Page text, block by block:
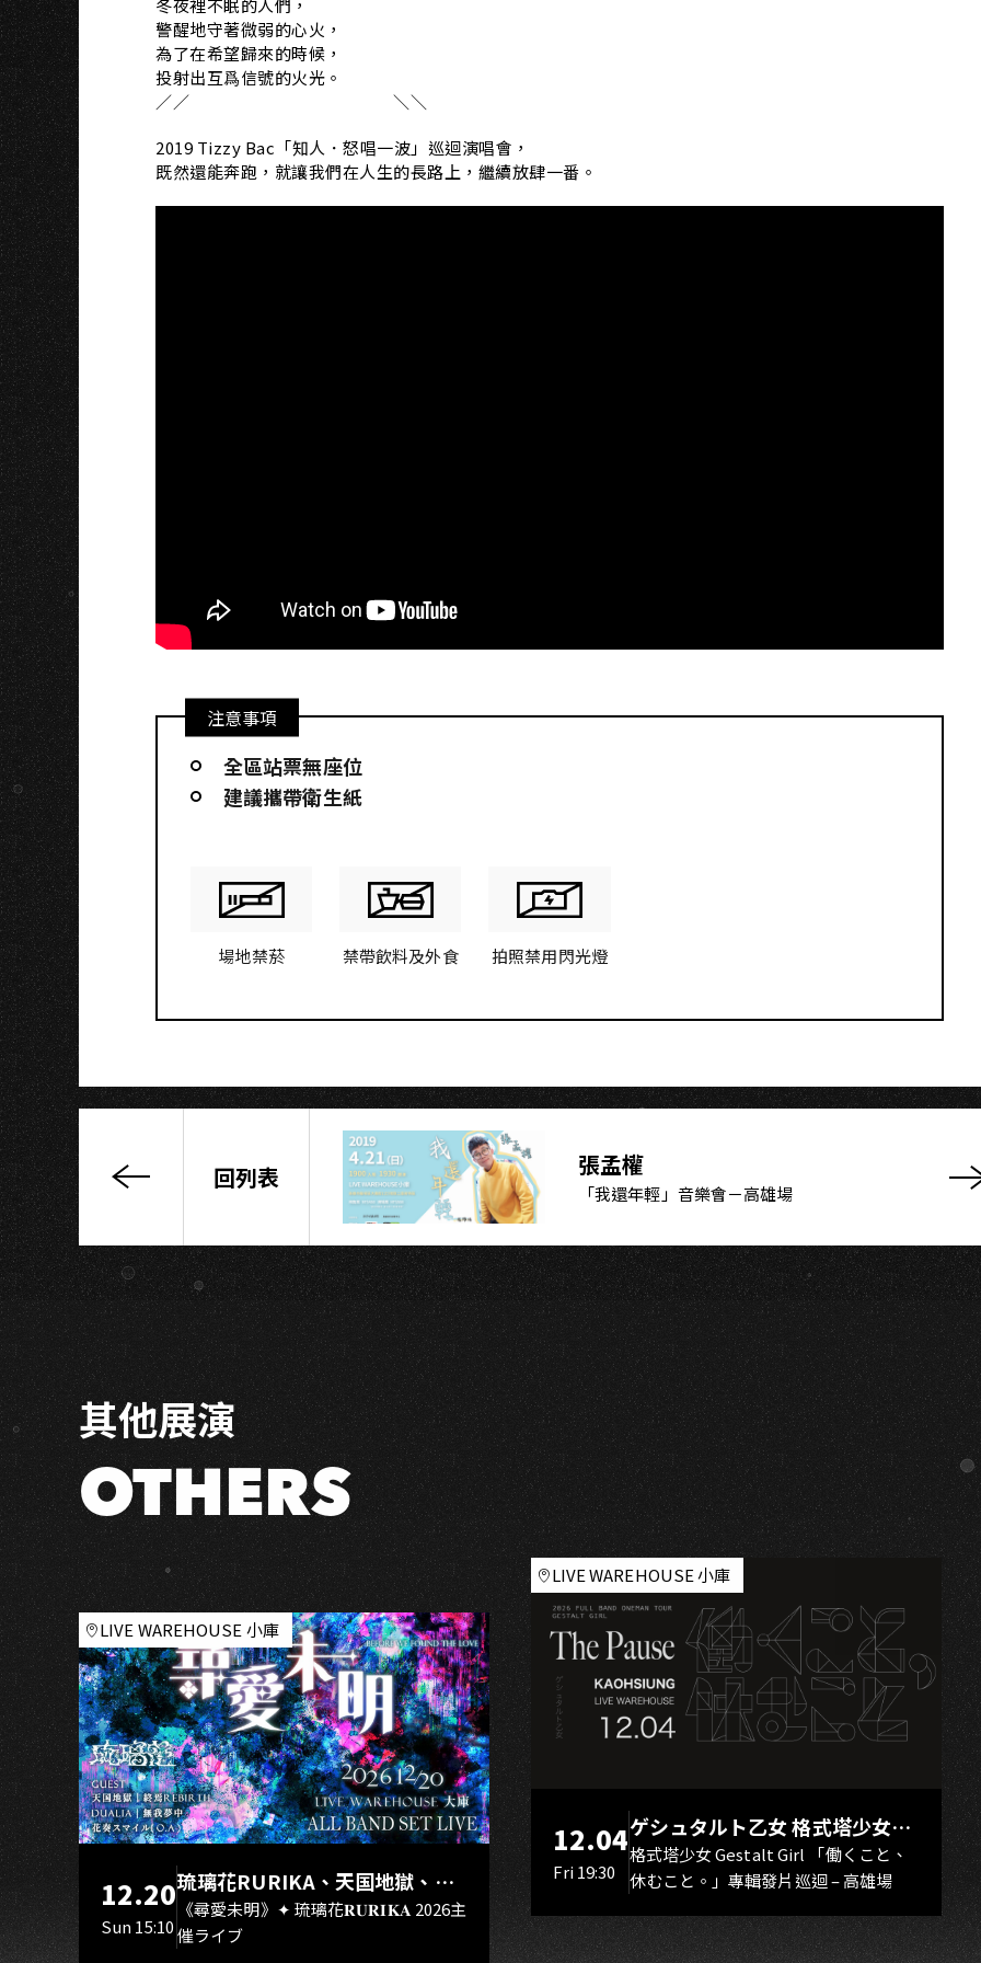
冬夜裡不眠的人們，
警醒地守著微弱的心火，
為了在希望歸來的時候，
投射出互爲信號的火光。
／／ ＼＼
2019 Tizzy Bac「知人．怒唱一波」巡迴演唱會，
既然還能奔跑，就讓我們在人生的長路上，繼續放肆一番。
注意事項
全區站票無座位
建議攜帶衛生紙
場地禁菸 禁帶飲料及外食 拍照禁用閃光燈
關
係
Relationship》
首
張
專
輯
RELEASE
TOUR
－
高
雄
場
回列表 張孟權
「我還年輕」音樂會－高雄場
其他展演
OTHERS
LIVE WAREHOUSE 小庫
12.20
Sun 15:10
琉璃花RURIKA、天国地獄、終
焉Rebirth、DUALIA、無我夢
中、花奏スマイル（O.A.）
《尋愛未明》✦ 琉璃花𝐑𝐔𝐑𝐈𝐊𝐀 2026主
催ライブ
LIVE WAREHOUSE 小庫
12.04
Fri 19:30
ゲシュタルト乙女 格式塔少女
Gestalt Girl
格式塔少女 Gestalt Girl 「働くこと、
休むこと。」專輯發片巡迴 – 高雄場